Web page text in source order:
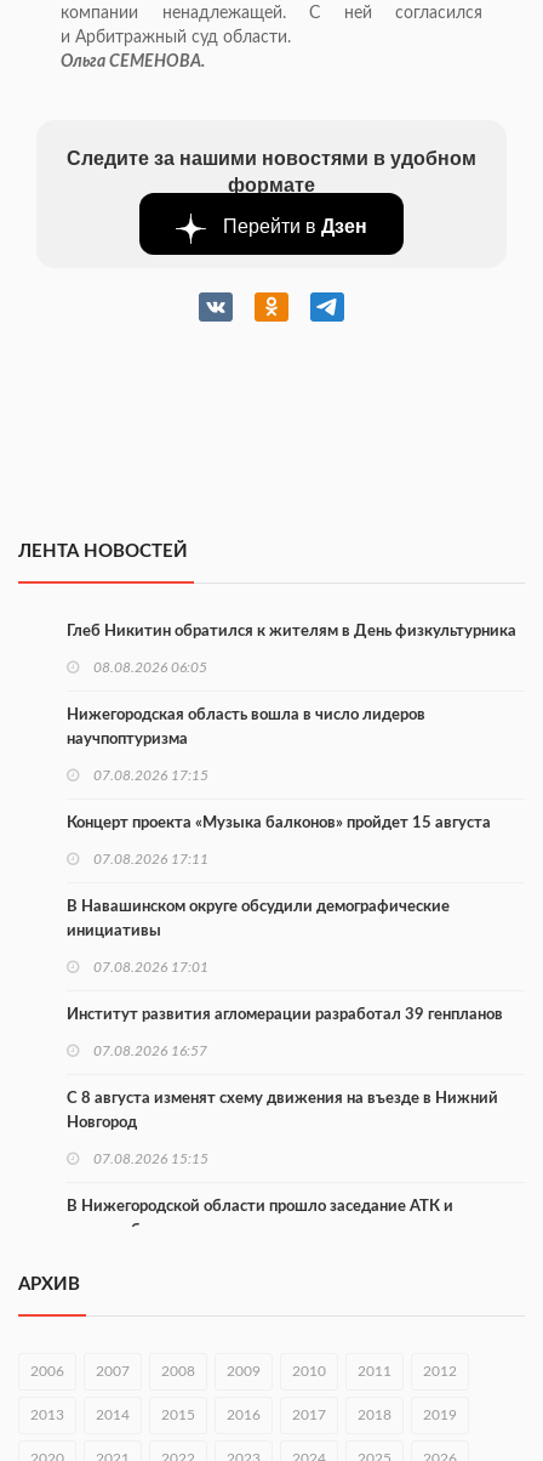
компании ненадлежащей. С
ней согласился
и Арбитражный суд области.
Ольга СЕМЕНОВА.
Следите за нашими новостями в удобном
формате
Перейти в Дзен
ЛЕНТА НОВОСТЕЙ
Глеб Никитин обратился к жителям в День физкультурника
08.08.2026 06:05
Нижегородская область вошла в число лидеров
научпоптуризма
07.08.2026 17:15
Концерт проекта «Музыка балконов» пройдет 15 августа
07.08.2026 17:11
В Навашинском округе обсудили демографические
инициативы
07.08.2026 17:01
Институт развития агломерации разработал 39 генпланов
07.08.2026 16:57
С 8 августа изменят схему движения на въезде в Нижний
Новгород
07.08.2026 15:15
В Нижегородской области прошло заседание АТК и
оперштаба
В Чкаловске спустили на воду «Метеор-120Р»
пожарного
АРХИВ
2006 2007 2008 2009 2010 2011 2012
2013 2014 2015 2016 2017 2018 2019